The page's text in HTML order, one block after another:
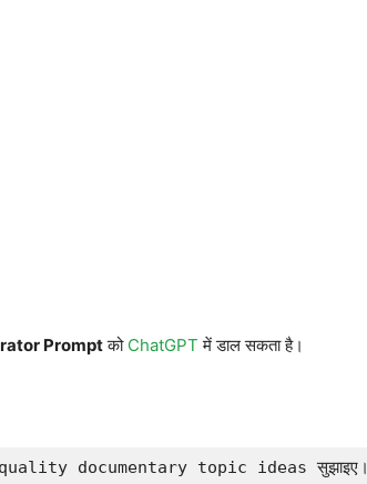
Promptको ChatGPT में डाल सकता है।
documentary topic ideas सुझाइए।